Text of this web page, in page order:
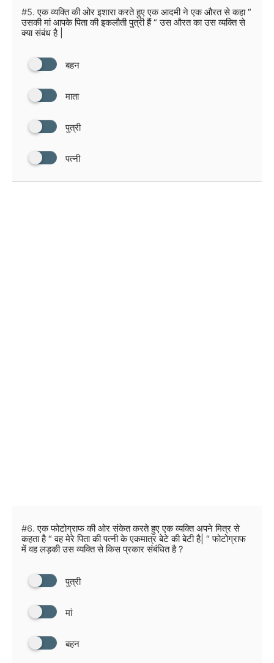
#5. एक व्यक्ति की ओर इशारा करते हुए एक आदमी ने एक औरत से कहा “
उसकी मां आपके पिता की इकलौती पुत्री हैं “ उस औरत का उस व्यक्ति से
क्या संबंध है |
बहन
माता
पुत्री
पत्नी
#6. एक फोटोग्राफ की ओर संकेत करते हुए एक व्यक्ति अपने मित्र से
कहता है “ वह मेरे पिता की पत्नी के एकमात्र बेटे की बेटी है| “ फोटोग्राफ
में वह लड़की उस व्यक्ति से किस प्रकार संबंधित है ?
पुत्री
मां
बहन